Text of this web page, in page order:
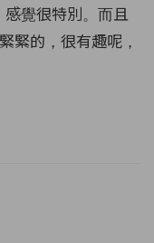
覺很特別。而且
緊的，很有趣呢，